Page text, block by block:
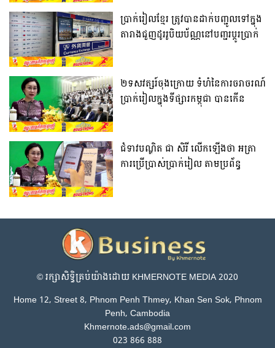
ទេ
ប្រាក់រៀលខ្មែរ ត្រូវបានដាក់បញ្ជូលទៅក្នុង
តារាងជួញដូររូបិយប័ណ្ណនៅបញ្ជរប្តូរប្រាក់
២ទសវត្សរ៍ចុងក្រោយ ទំហំនៃការចរាចរណ៍
ប្រាក់រៀលក្នុងទីផ្សារកម្ពុជា បានកើន
ជំទាវបណ្ឌិត ជា សិរី លើកឡើងថា អត្រា
ការប្រើប្រាស់ប្រាក់រៀល តាមប្រព័ន្ធ
© រក្សា​សិទ្ធិ​គ្រប់​យ៉ាង​ដោយ​ KHMERNOTE MEDIA 2020
Home 12, Street 8, Phnom Penh Thmey, Khan Sen Sok, Phnom
Penh, Cambodia
Khmernote.ads@gmail.com
023 866 888